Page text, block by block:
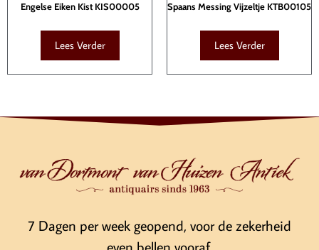
Engelse Eiken Kist KIS00005
Lees Verder
Spaans Messing Vijzeltje KTB00105
Lees Verder
7 Dagen per week geopend, voor de zekerheid
even bellen vooraf.